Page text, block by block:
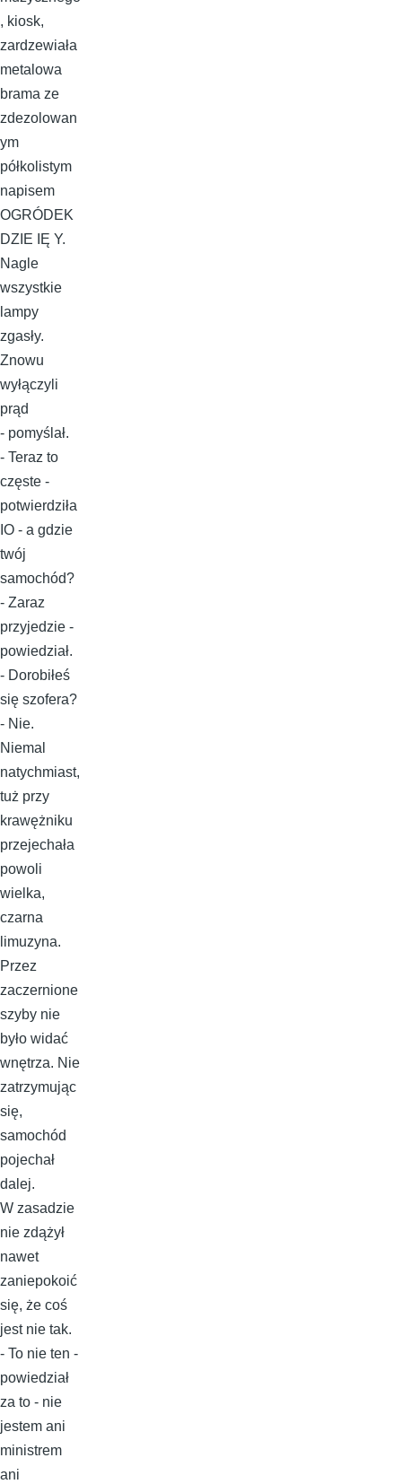
, kiosk,
zardzewiała
metalowa
brama ze
zdezolowan
ym
półkolistym
napisem
OGRÓDEK
DZIE IĘ Y.
Nagle
wszystkie
lampy
zgasły.
Znowu
wyłączyli
prąd
- pomyślał.
- Teraz to
częste -
potwierdziła
IO - a gdzie
twój
samochód?
- Zaraz
przyjedzie -
powiedział.
- Dorobiłeś
się szofera?
- Nie.
Niemal
natychmiast,
tuż przy
krawężniku
przejechała
powoli
wielka,
czarna
limuzyna.
Przez
zaczernione
szyby nie
było widać
wnętrza. Nie
zatrzymując
się,
samochód
pojechał
dalej.
W zasadzie
nie zdążył
nawet
zaniepokoić
się, że coś
jest nie tak.
- To nie ten -
powiedział
za to - nie
jestem ani
ministrem
ani